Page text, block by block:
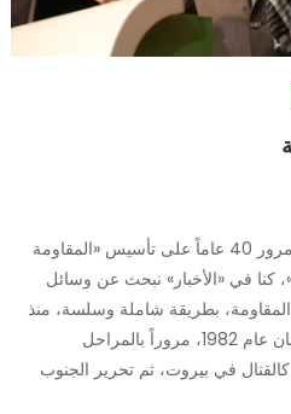
قبل ثلاثة أعوام، وفي أجواء ذكرى مرور 40 عاماً على تأسيس «المقاومة
كنا في «الأخبار» نبحث عن وسائل
بطريقة شاملة وسلسة، منذ
نشأتها عقب الاجتياح الإسرائيلي للبنان عام 1982، مروراً بالمراحل
في بيروت، ثم تحرير الجنوب